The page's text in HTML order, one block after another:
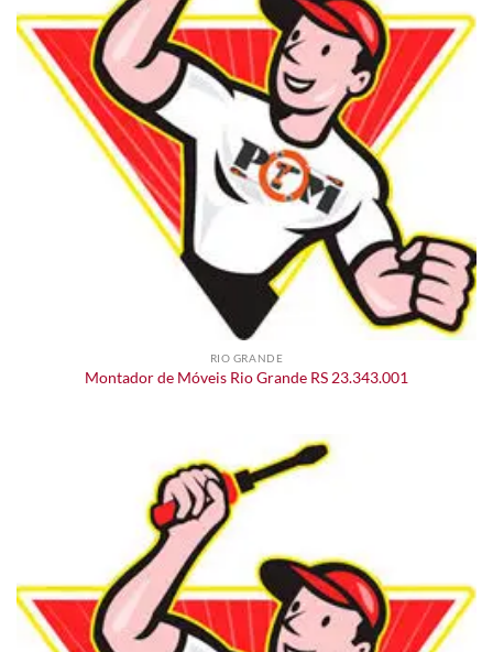
RIO GRANDE
Montador de Móveis Rio Grande RS 23.343.001